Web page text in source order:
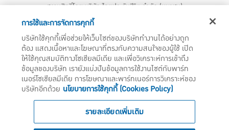
ไทยประกันชีวิต HEALTH CARE SOLUTIONS
สิทธิพิเศษ
แอปพลิเคชัน ไทยประกันชีวิต
ไทยประกันชีวิตแคร์เซ็นเตอร์
ไทยประกันชีวิตเมดิแคร์
ไทยประกันชีวิตอีซี่เพย์
ไทยประกันชีวิตฮอตเคลม
ไทยประกันชีวิตประกันกลุ่ม
บริการสำหรับเจ้าหน้าที่โรงพยาบาล
สงวนสิทธิ์โดย บริษัท ไทยประกันชีวิต จำกัด (มหาชน)
123 ถนน รัชดาภิเษก แขวงดินแดง เขตดินแดง กรุงเทพฯ 10400 โทรศัพท์ 02-
บริษัทฯ ขอแจ้งให้ผู้ใช้บริการทราบว่า บรรดาข้อความ ภาพ เสียง เนื้อหา ชื่อ ชื่อทางการค้า ส่วนประกอบใดๆ
ทั้งหมดของเว็บไซต์ รวมถึงเครื่องหมายการค้า เครื่องหมาย บริการ ลิขสิทธิ์ สิทธิบัตร ความรู้ต่างๆ ที่ปรากฏ
บนเว็บไซต์ของบริษัทฯ นี้ เป็นงานอันได้รับความคุ้มครองตามกฎหมายทรัพย์สินทางปัญญาของไทยโดยชอบ
ด้วยกฎหมายของบริษัทฯ แต่เพียงผู้เดียว หากบุคคลใดลอกเลียน ปลอมแปลง ทำซ้ำ ดัดแปลง เผยแพร่ต่อ
สาธารณชน จำหน่าย มีไว้ให้เช่า หรือกระทำการใดๆ ในลักษณะที่เป็นการแสวงหาประโยชน์ทางการค้าหรือ
ประโยชน์โดยมิชอบ ไม่ว่าโดยประการใดๆ จากทรัพย์สินทางปัญญาดังกล่าวข้างต้น โดยไม่ได้รับอนุญาตจากบริ
ษัทฯ บริษัทฯ จะดำเนินการตามกฎหมายกับผู้ทำละเมิดสิทธิดังกล่าวโดยทันที
การใช้และการจัดการคุกกี้
บริษัทใช้คุกกี้เพื่อช่วยให้เว็บไซต์ของบริษัททำงานได้อย่างถูก
ต้อง แสดงเนื้อหาและโฆษณาที่ตรงกับความสนใจของผู้ใช้ เปิด
ให้ใช้คุณสมบัติทางโซเชียลมีเดีย และเพื่อวิเคราะห์การเข้าถึง
ข้อมูลของบริษัท เรายังแบ่งปันข้อมูลการใช้งานไซต์กับพาร์ท
เนอร์โซเชียลมีเดีย การโฆษณาและพาร์ทเนอร์การวิเคราะห์ของ
บริษัทอีกด้วย นโยบายการใช้คุกกี้ (Cookies Policy)
รายละเอียดเพิ่มเติม